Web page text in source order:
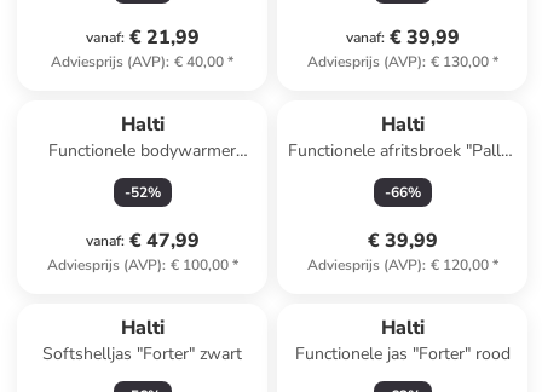
vanaf: € 21,99
Adviesprijs (AVP): € 40,00*
vanaf: € 39,99
Adviesprijs (AVP): € 130,00*
Halti
Functionele bodywarmer
"Pallas Evo" lichtblauw
-52%
vanaf: € 47,99
Adviesprijs (AVP): € 100,00*
Halti
Functionele afritsbroek "Pallas
Cool" rood
-66%
€ 39,99
Adviesprijs (AVP): € 120,00*
Halti
Softshelljas "Forter" zwart
Halti
Functionele jas "Forter" rood